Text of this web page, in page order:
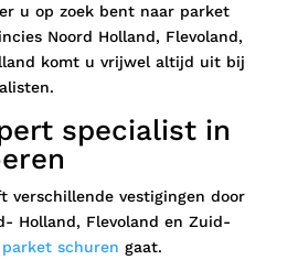
u op zoek bent naar parket
Noord Holland, Flevoland,
komt u vrijwel altijd uit bij
specialist in
verschillende vestigingen door
Holland, Flevoland en Zuid-
parket schuren gaat.